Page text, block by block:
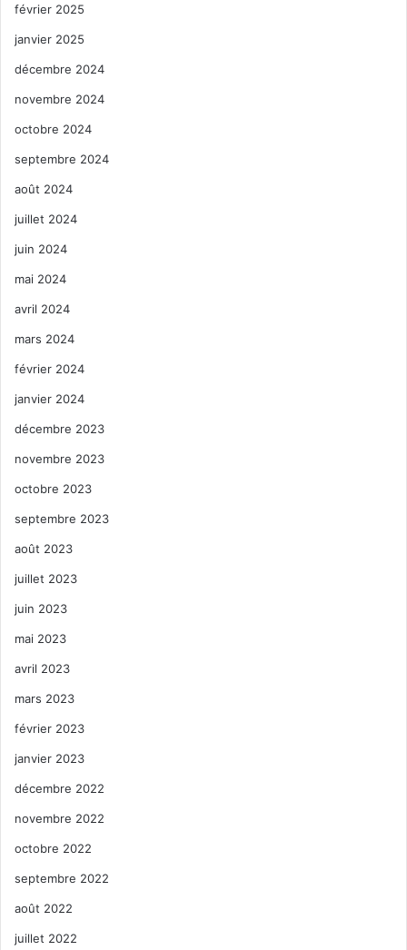
février 2025
janvier 2025
décembre 2024
novembre 2024
octobre 2024
septembre 2024
août 2024
juillet 2024
juin 2024
mai 2024
avril 2024
mars 2024
février 2024
janvier 2024
décembre 2023
novembre 2023
octobre 2023
septembre 2023
août 2023
juillet 2023
juin 2023
mai 2023
avril 2023
mars 2023
février 2023
janvier 2023
décembre 2022
novembre 2022
octobre 2022
septembre 2022
août 2022
juillet 2022